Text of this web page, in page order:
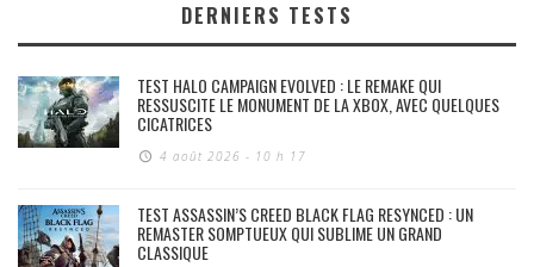
DERNIERS TESTS
TEST HALO CAMPAIGN EVOLVED : LE REMAKE QUI
RESSUSCITE LE MONUMENT DE LA XBOX, AVEC QUELQUES
CICATRICES
4 août 2026 - 10 h 17
TEST ASSASSIN’S CREED BLACK FLAG RESYNCED : UN
REMASTER SOMPTUEUX QUI SUBLIME UN GRAND
CLASSIQUE